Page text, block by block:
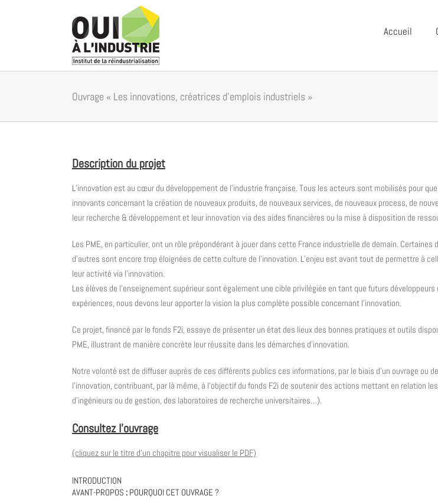
Accueil
Ouvrage « Les innovations, créatrices d’emplois industriels »
Description du projet
L’innovation est au cœur du développement de l’industrie française. Tous les acteurs sont mobilisés pour
innovants concernant la création de nouveaux produits, de nouveaux services, de nouveaux process, de
leur recherche & développement et leur innovation via des aides financières ou la mise à disposition de
Les PME, en particulier, ont un rôle prépondérant à jouer dans cette France industrielle de demain.
d’autres sont encore trop éloignées de cette culture de l’innovation. L’enjeu est avant tout de permettre à
leur activité via l’innovation.
Les élèves de l’enseignement supérieur sont également une cible privilégiée en tant que futurs
expériences, nous devons leur apporter la vision la plus complète possible concernant l’innovation.
Ce projet, financé par le fonds F2i, essaye de présenter un état des lieux des bonnes pratiques et outils
PME, illustrant de manière concrète leur réussite dans les démarches d’innovation.
Notre volonté est de diffuser auprès de ces différents publics ces informations, par le biais d’un ouvrage ou
l’innovation, contribuant, par là même, à l’objectif du fonds F2i de soutenir des actions mettant en relation
d’ingénieurs ou de gestion, des laboratoires de recherche universitaires…).
Consultez l’ouvrage
(cliquez sur le titre d’un chapitre pour visualiser le PDF)
INTRODUCTION
AVANT-PROPOS : POURQUOI CET OUVRAGE ?